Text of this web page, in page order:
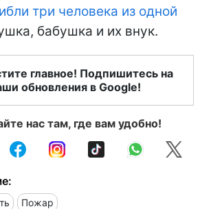
три человека из одной
бабушка и их внук.
главное! Подпишитесь на
обновления в Google!
нас там, где вам удобно!
Пожар